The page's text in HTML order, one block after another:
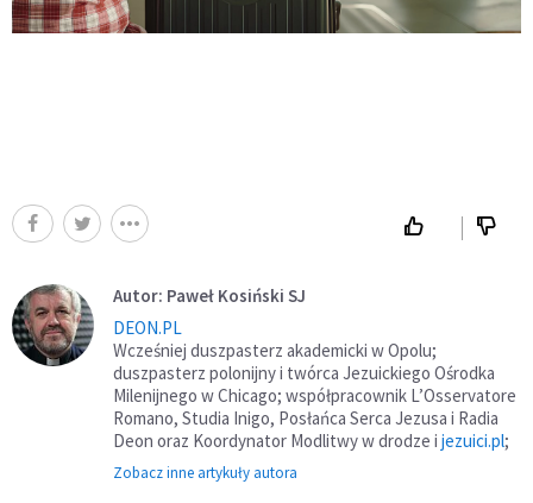
Autor: Paweł Kosiński SJ
DEON.PL
Wcześniej duszpasterz akademicki w Opolu;
duszpasterz polonijny i twórca Jezuickiego Ośrodka
Milenijnego w Chicago; współpracownik L’Osservatore
Romano, Studia Inigo, Posłańca Serca Jezusa i Radia
Deon oraz Koordynator Modlitwy w drodze i jezuici.pl;
Zobacz inne artykuły autora